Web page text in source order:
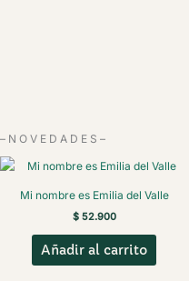
– N O V E D A D E S –
Mi nombre es Emilia del Valle
$52.900
Añadir al carrito